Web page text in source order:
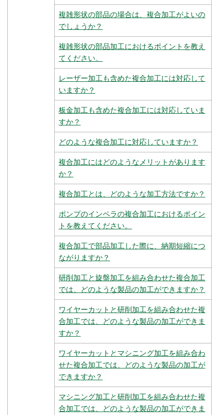
複雑形状の部品の場合は、複合加工がよいの
でしょうか？
複雑形状の部品加工におけるポイントを教え
てください。
レーザー加工も含めた複合加工には対応して
いますか？
板金加工も含めた複合加工には対応していま
すか？
どのような複合加工に対応していますか？
複合加工にはどのようなメリットがあります
か？
複合加工とは、どのような加工方法ですか？
ポンプのインペラの複合加工におけるポイン
トを教えてください。
複合加工で部品加工した際に、納期短縮につ
ながりますか？
研削加工と旋盤加工を組み合わせた複合加工
では、どのような製品の加工ができますか？
ワイヤーカットと研削加工を組み合わせた複
合加工では、どのような製品の加工ができま
すか？
ワイヤーカットとマシニング加工を組み合わ
せた複合加工では、どのような製品の加工が
できますか？
マシニング加工と研削加工を組み合わせた複
合加工では、どのような製品の加工ができま